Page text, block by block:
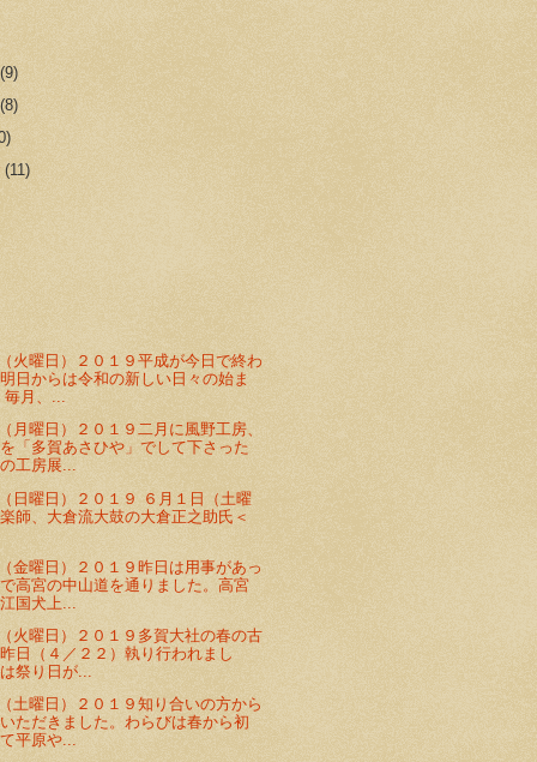
(9)
(8)
(11)
火曜日）２０１９平成が今日で終わ
日からは令和の新しい日々の始ま
毎月、...
月曜日）２０１９二月に風野工房、
「多賀あさひや」でして下さった
工房展...
日曜日）２０１９ ６月１日（土曜
師、大倉流大鼓の大倉正之助氏＜
金曜日）２０１９昨日は用事があっ
高宮の中山道を通りました。高宮
国犬上...
火曜日）２０１９多賀大社の春の古
日（４／２２）執り行われまし
祭り日が...
土曜日）２０１９知り合いの方から
ただきました。わらびは春から初
平原や...